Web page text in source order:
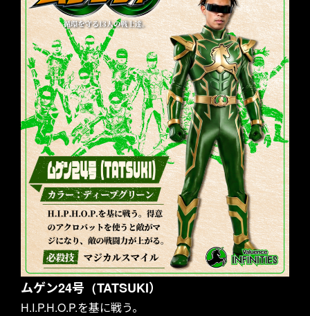
ムゲン24号（TATSUKI）
H.I.P.H.O.P.を基に戦う。